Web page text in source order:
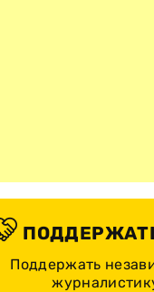
Поддержать